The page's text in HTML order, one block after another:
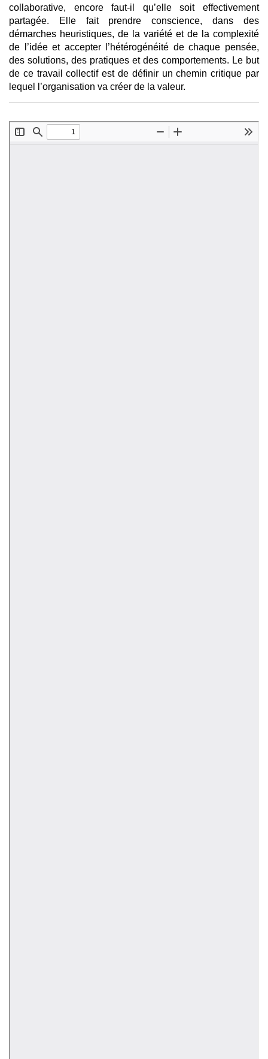
collaborative, encore faut-il qu’elle soit effectivement
partagée. Elle fait prendre conscience, dans des
démarches heuristiques, de la variété et de la complexité
de l’idée et accepter l’hétérogénéité de chaque pensée,
des solutions, des pratiques et des comportements. Le but
de ce travail collectif est de définir un chemin critique par
lequel l’organisation va créer de la valeur.